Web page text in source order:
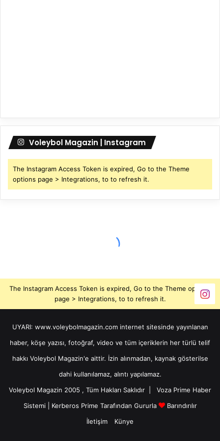
Voleybol Magazin | Instagram
The Instagram Access Token is expired, Go to the Theme
options page > Integrations, to to refresh it.
The Instagram Access Token is expired, Go to the Theme options
page > Integrations, to to refresh it.
UYARI: www.voleybolmagazin.com internet sitesinde yayınlanan
haber, köşe yazısı, fotoğraf, video ve tüm içeriklerin her türlü telif
hakkı Voleybol Magazin'e aittir. İzin alınmadan, kaynak gösterilse
dahi kullanılamaz, alıntı yapılamaz.
Voleybol Magazin 2005 , Tüm Hakları Saklıdır | Voza Prime Haber
Sistemi| Kerberos Prime Tarafından Gururla
Barındırılır
İletişim
Künye